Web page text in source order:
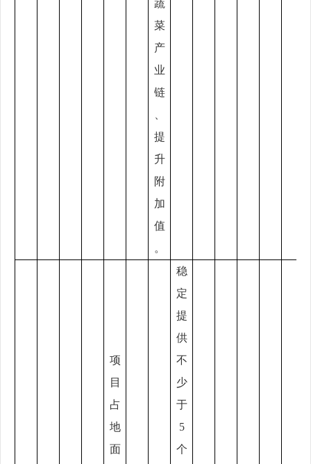
蔬
菜
产
业
链
提
升
附
加
值
。
项
目
占
地
面
稳
定
提
供
不
少
于
5
个